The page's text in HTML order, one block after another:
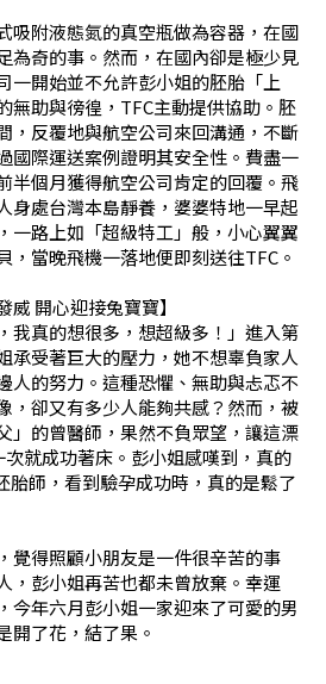
吸附液態氮的真空瓶做為容器，在國
為奇的事。然而，在國內卻是極少見
一開始並不允許彭小姐的胚胎「上
無助與徬徨，TFC主動提供協助。胚
，反覆地與航空公司來回溝通，不斷
國際運送案例證明其安全性。費盡一
半個月獲得航空公司肯定的回覆。飛
身處台灣本島靜養，婆婆特地一早起
一路上如「超級特工」般，小心翼翼
，當晚飛機一落地便即刻送往TFC。
威 開心迎接兔寶寶】
我真的想很多，想超級多！」進入第
承受著巨大的壓力，她不想辜負家人
人的努力。這種恐懼、無助與忐忑不
，卻又有多少人能夠共感？然而，被
」的曾醫師，果然不負眾望，讓這漂
就成功著床。彭小姐感嘆到，真的
胎師，看到驗孕成功時，真的是鬆了
覺得照顧小朋友是一件很辛苦的事
，彭小姐再苦也都未曾放棄。幸運
今年六月彭小姐一家迎來了可愛的男
開了花，結了果。